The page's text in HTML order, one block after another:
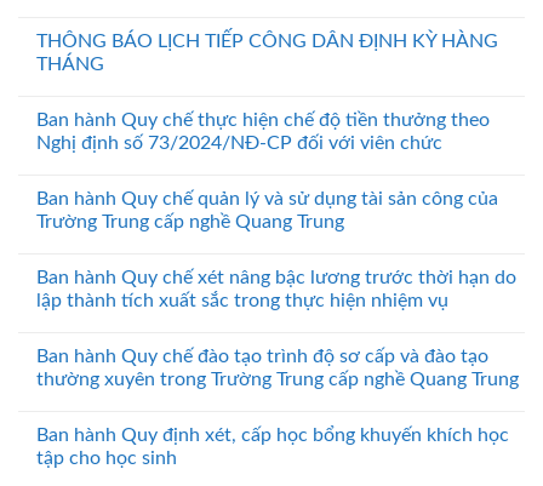
THÔNG BÁO LỊCH TIẾP CÔNG DÂN ĐỊNH KỲ HÀNG
THÁNG
Ban hành Quy chế thực hiện chế độ tiền thưởng theo
Nghị định số 73/2024/NĐ-CP đối với viên chức
Ban hành Quy chế quản lý và sử dụng tài sản công của
Trường Trung cấp nghề Quang Trung
Ban hành Quy chế xét nâng bậc lương trước thời hạn do
lập thành tích xuất sắc trong thực hiện nhiệm vụ
Ban hành Quy chế đào tạo trình độ sơ cấp và đào tạo
thường xuyên trong Trường Trung cấp nghề Quang Trung
Ban hành Quy định xét, cấp học bổng khuyến khích học
tập cho học sinh